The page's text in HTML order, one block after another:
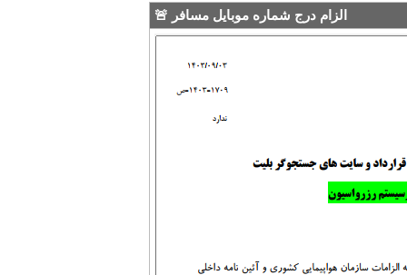
🚨 الزام درج شماره موبایل مسافر